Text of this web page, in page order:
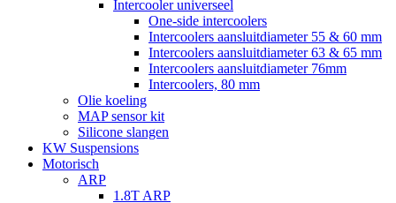
Intercooler universeel
One-side intercoolers
Intercoolers aansluitdiameter 55 & 60 mm
Intercoolers aansluitdiameter 63 & 65 mm
Intercoolers aansluitdiameter 76mm
Intercoolers, 80 mm
Olie koeling
MAP sensor kit
Silicone slangen
KW Suspensions
Motorisch
ARP
1.8T ARP